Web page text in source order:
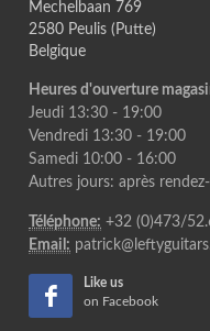
Mechelbaan 769
2580 Peulis (Putte)
Belgique
Heures d'ouverture
Jeudi 13:30 - 19:00
Vendredi 13:30 - 19:00
Samedi 10:00 - 16:00
Autres jours: après
Téléphone: +32 (0)473/
Email:
Like us
on Facebook